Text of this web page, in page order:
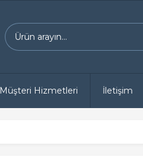
Müşteri Hizmetleri İletişim